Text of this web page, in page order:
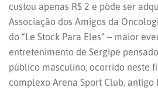
custou apenas R$ 2 e pôde ser
Associação dos Amigos da
do “Le Stock Para Eles” – maior
entretenimento de Sergipe
público masculino, ocorrido neste
complexo Arena Sport Club, antigo